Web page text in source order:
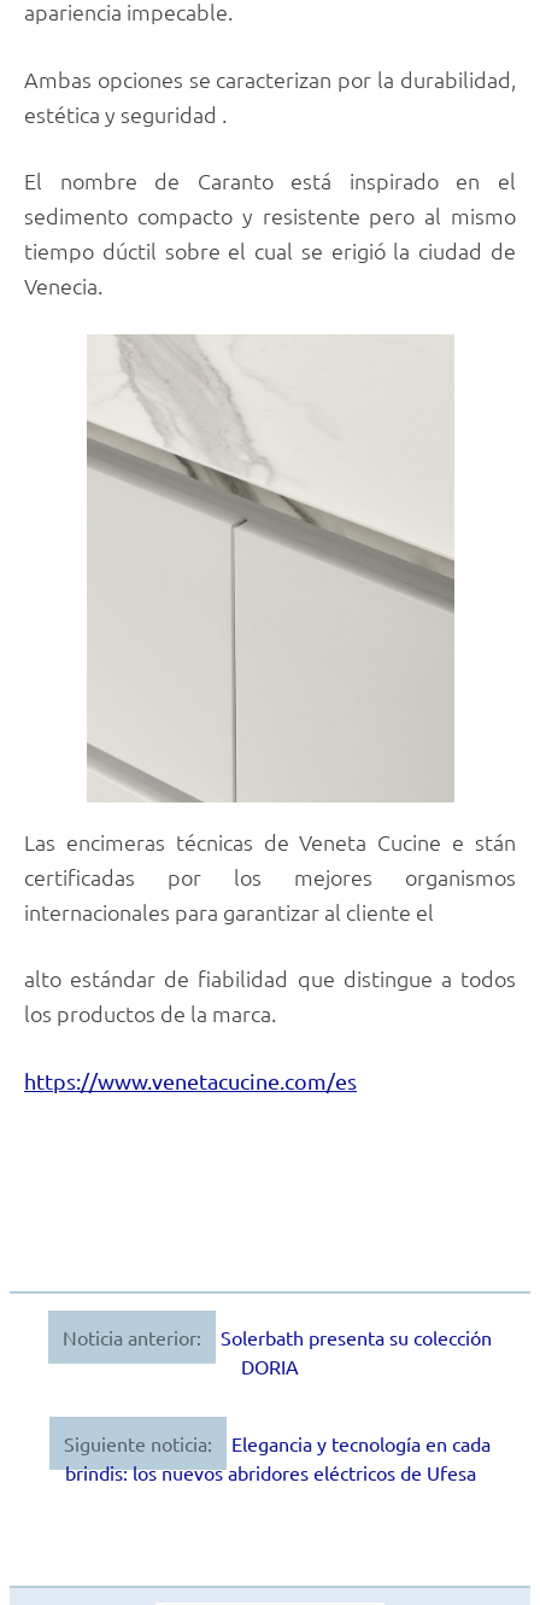
apariencia impecable.
Ambas opciones se caracterizan por la durabilidad,
estética y seguridad .
El nombre de Caranto está inspirado en el
sedimento compacto y resistente pero al mismo
tiempo dúctil sobre el cual se erigió la ciudad de
Venecia.
Las encimeras técnicas de Veneta Cucine e stán
certificadas por los mejores organismos
internacionales para garantizar al cliente el
alto estándar de fiabilidad que distingue a todos
los productos de la marca.
https://www.venetacucine.com/es
Navegación
entradas
Noticia anterior:
Solerbath presenta su colección
DORIA
Siguiente noticia:
Elegancia y tecnología en cada
brindis: los nuevos abridores eléctricos de Ufesa